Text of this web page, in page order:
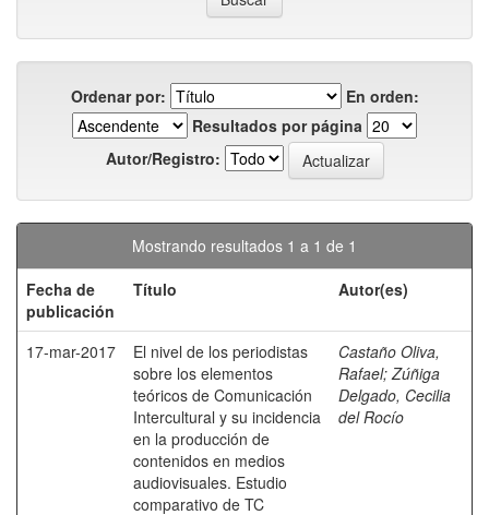
Ordenar por:
En orden:
Resultados por página
Autor/Registro:
Mostrando resultados 1 a 1 de 1
Fecha de
publicación
Título Autor(es)
17-mar-2017
El nivel de los periodistas
sobre los elementos
teóricos de Comunicación
Intercultural y su incidencia
en la producción de
contenidos en medios
audiovisuales. Estudio
comparativo de TC
Castaño Oliva,
Rafael;Zúñiga
Delgado, Cecilia
del Rocío